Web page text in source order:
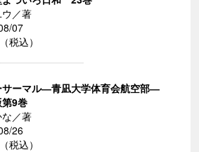
／著
07
税込）
サーマル―青凪大学体育会航空部―
9巻
／著
26
税込）